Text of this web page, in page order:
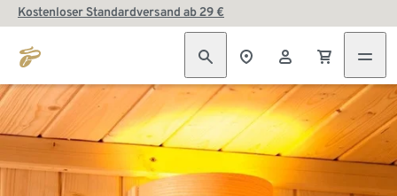
Kostenloser Standardversand ab 29 €